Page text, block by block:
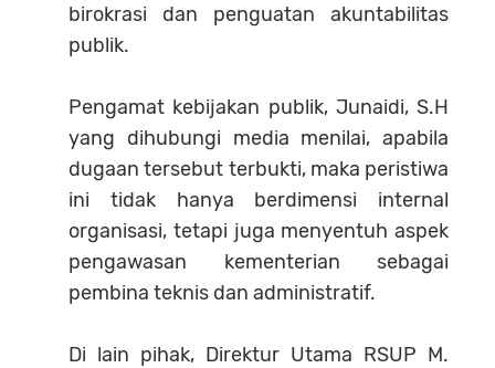
birokrasi dan penguatan akuntabilitas
publik.
Pengamat kebijakan publik, Junaidi, S.H
yang dihubungi media menilai, apabila
dugaan tersebut terbukti, maka peristiwa
ini tidak hanya berdimensi internal
organisasi, tetapi juga menyentuh aspek
pengawasan kementerian sebagai
pembina teknis dan administratif.
Di lain pihak, Direktur Utama RSUP M.